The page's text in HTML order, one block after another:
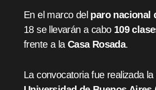
En el marco del paro nacional
18 se llevarán a cabo 109
frente a la Casa Rosada.
La convocatoria fue realizada